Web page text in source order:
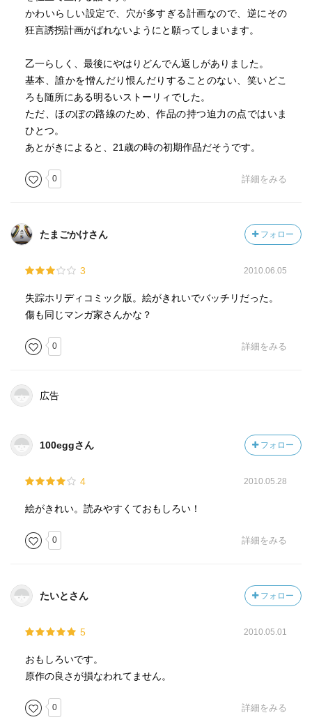
かわいらしい設定で、穴が多すぎる計画なので、逆にその
狂言誘拐計画がばれないようにと願ってしまいます。
乙一らしく、最後にやはりどんでん返しがありました。
基本、誰かを憎んだり恨んだりすることのない、笑いどこ
ろも随所にある明るいストーリィでした。
ただ、ほのぼの路線のため、作品の持つ迫力の点ではいま
ひとつ。
あとがきによると、21歳の時の初期作品だそうです。
0 詳細をみる
たまごかけさん フォロー
3 2010.06.05
失踪ホリディコミック版。絵がきれいでバッチリだった。
傷も同じマンガ家さんかな？
0 詳細をみる
広告
100eggさん フォロー
4 2010.05.28
絵がきれい。読みやすくておもしろい！
0 詳細をみる
たいとさん フォロー
5 2010.05.01
おもしろいです。
原作の良さが損なわれてません。
0 詳細をみる